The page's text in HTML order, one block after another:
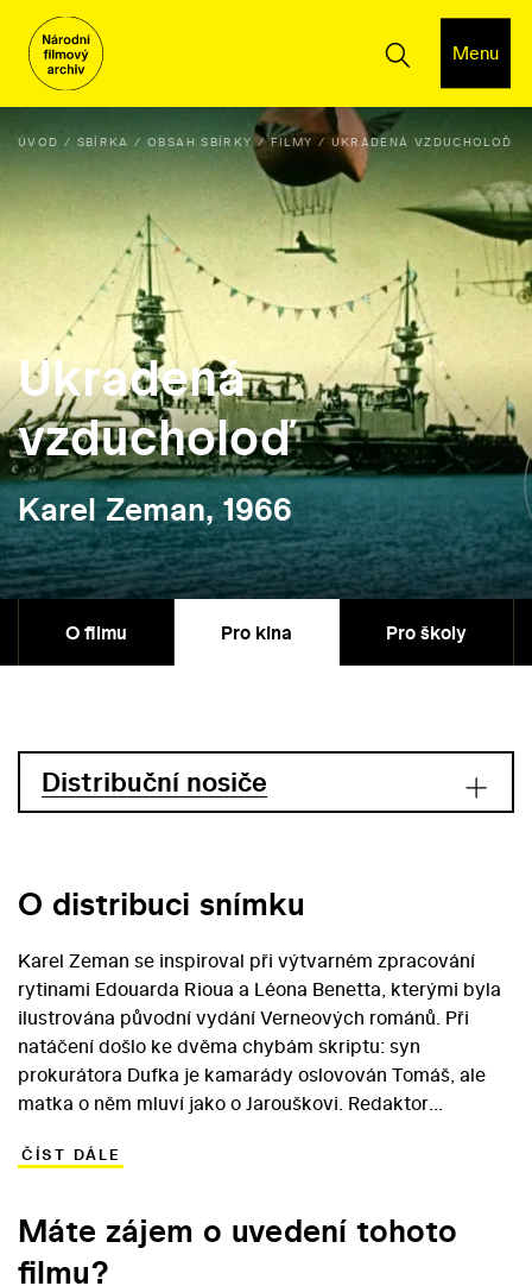
Menu
ÚVOD SBÍRKA OBSAH SBÍRKY FILMY UKRADENÁ VZDUCHOLOĎ
Ukradená
vzducholoď
Karel Zeman, 1966
O filmu Pro kina Pro školy
Distribuční nosiče
O distribuci snímku
Karel Zeman se inspiroval při výtvarném zpracování
rytinami Edouarda Rioua a Léona Benetta, kterými byla
ilustrována původní vydání Verneových románů. Při
natáčení došlo ke dvěma chybám skriptu: syn
prokurátora Dufka je kamarády oslovován Tomáš, ale
matka o něm mluví jako o Jarouškovi. Redaktor
jiných Ardan. Úvodní animovaná část filmu v kostce
společné, že dospělí se zlobí na malé chlapce.
ČÍST DÁLE
Máte zájem o uvedení tohoto
filmu?